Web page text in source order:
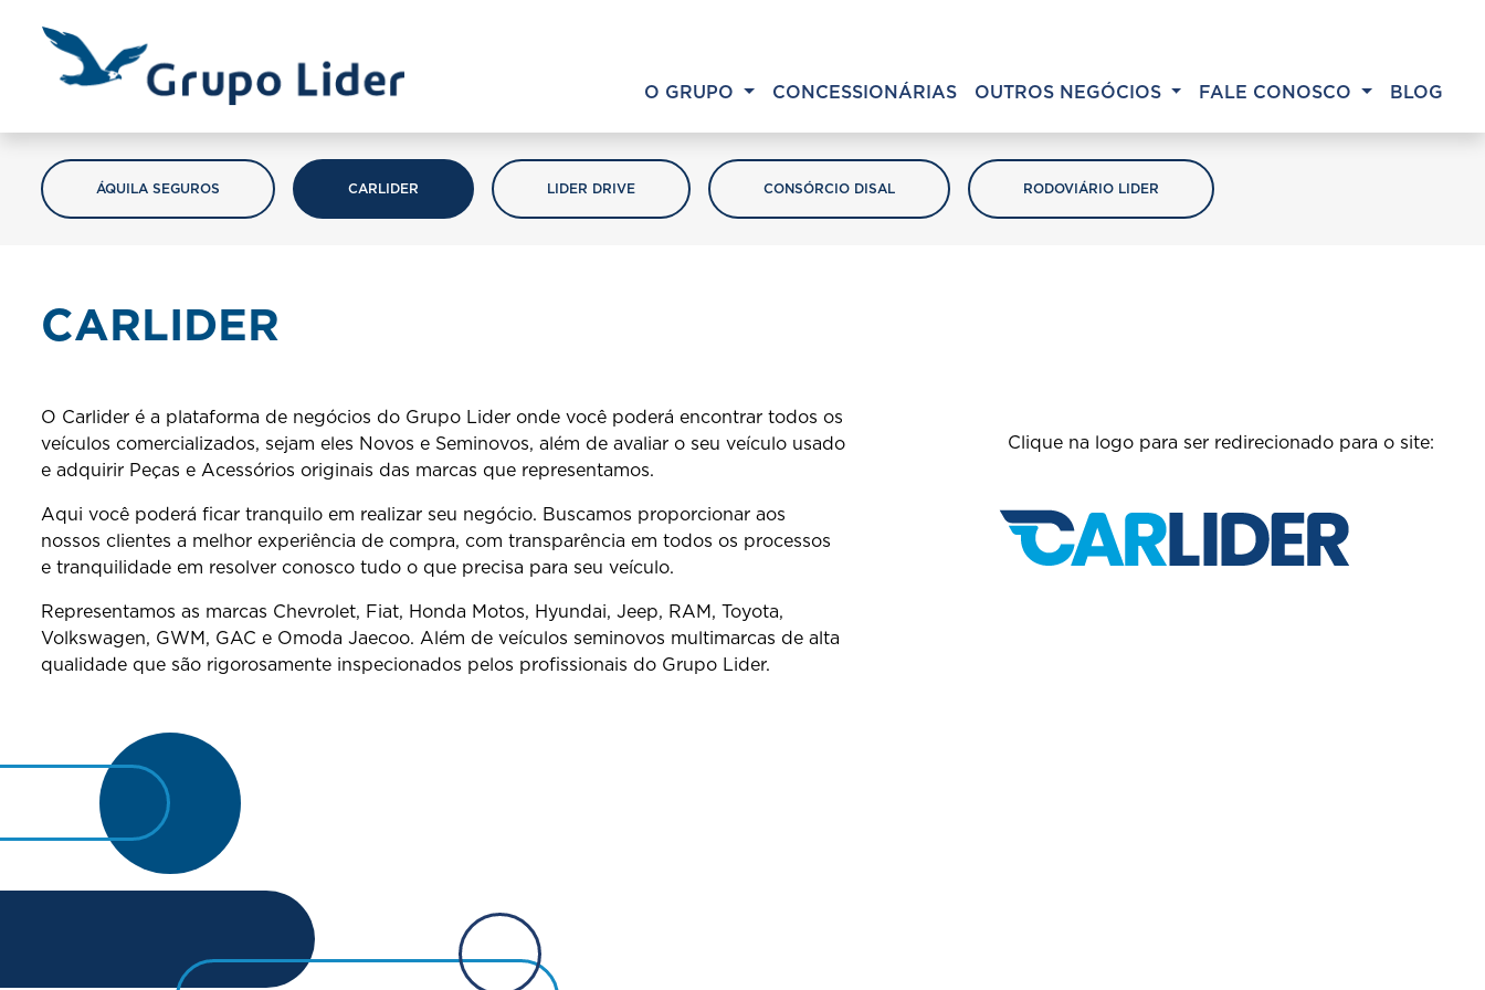
O GRUPO CONCESSIONÁRIAS OUTROS NEGÓCIOS FALE CONOSCO BLOG
ÁQUILA SEGUROS CARLIDER LIDER DRIVE CONSÓRCIO DISAL RODOVIÁRIO LIDER
CARLIDER
O Carlider é a plataforma de negócios do Grupo Lider onde você poderá encontrar todos os
veículos comercializados, sejam eles Novos e Seminovos, além de avaliar o seu veículo usado
e adquirir Peças e Acessórios originais das marcas que representamos.
Aqui você poderá ficar tranquilo em realizar seu negócio. Buscamos proporcionar aos
nossos clientes a melhor experiência de compra, com transparência em todos os processos
e tranquilidade em resolver conosco tudo o que precisa para seu veículo.
Representamos as marcas Chevrolet, Fiat, Honda Motos, Hyundai, Jeep, RAM, Toyota,
Volkswagen, GWM, GAC e Omoda Jaecoo. Além de veículos seminovos multimarcas de alta
qualidade que são rigorosamente inspecionados pelos profissionais do Grupo Lider.
Clique na logo para ser redirecionado para o site: